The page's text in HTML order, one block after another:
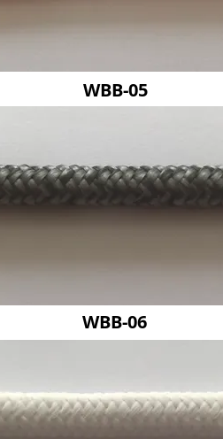
WBB-05
WBB-06